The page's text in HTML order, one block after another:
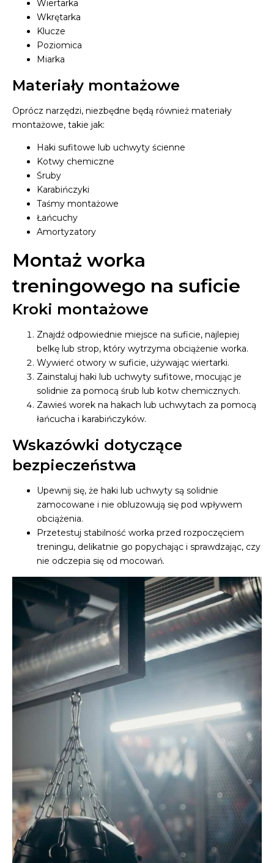
Wiertarka
Wkrętarka
Klucze
Poziomica
Miarka
Materiały montażowe
Oprócz narzędzi, niezbędne będą również materiały
montażowe, takie jak:
Haki sufitowe lub uchwyty ścienne
Kotwy chemiczne
Śruby
Karabińczyki
Taśmy montażowe
Łańcuchy
Amortyzatory
Montaż worka
treningowego na suficie
Kroki montażowe
Znajdź odpowiednie miejsce na suficie, najlepiej
belkę lub strop, który wytrzyma obciążenie worka.
Wywierć otwory w suficie, używając wiertarki.
Zainstaluj haki lub uchwyty sufitowe, mocując je
solidnie za pomocą śrub lub kotw chemicznych.
Zawieś worek na hakach lub uchwytach za pomocą
łańcucha i karabińczyków.
Wskazówki dotyczące
bezpieczeństwa
Upewnij się, że haki lub uchwyty są solidnie
zamocowane i nie obluzowują się pod wpływem
obciążenia.
Przetestuj stabilność worka przed rozpoczęciem
treningu, delikatnie go popychając i sprawdzając, czy
nie odczepia się od mocowań.